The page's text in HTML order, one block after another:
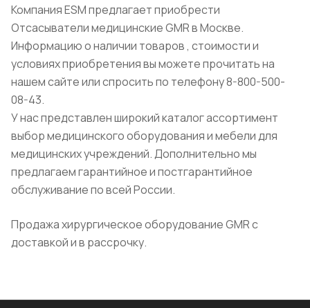
Компания ESM предлагает приобрести
Отсасыватели медицинские GMR в Москве.
Информацию о наличии товаров , стоимости и
условиях приобретения вы можете прочитать на
нашем сайте или спросить по телефону 8-800-500-
08-43.
У нас представлен широкий каталог ассортимент
выбор медицинского оборудования и мебели для
медицинских учреждений. Дополнительно мы
предлагаем гарантийное и постгарантийное
обслуживание по всей России.
Продажа хирургическое оборудование GMR с
доставкой и в рассрочку.